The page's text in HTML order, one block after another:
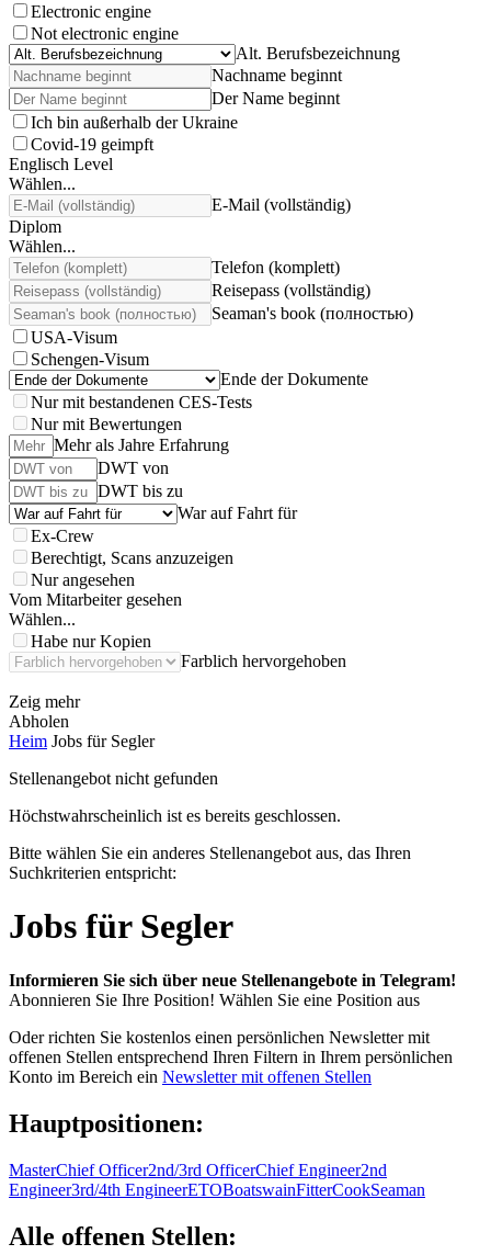
Electronic engine
Not electronic engine
Alt. Berufsbezeichnung
Nachname beginnt
Der Name beginnt
Ich bin außerhalb der Ukraine
Covid-19 geimpft
Englisch Level
Wählen...
E-Mail (vollständig)
Diplom
Wählen...
Telefon (komplett)
Reisepass (vollständig)
Seaman's book (полностью)
USA-Visum
Schengen-Visum
Ende der Dokumente
Nur mit bestandenen CES-Tests
Nur mit Bewertungen
Mehr als Jahre Erfahrung
DWT von
DWT bis zu
War auf Fahrt für
Ex-Crew
Berechtigt, Scans anzuzeigen
Nur angesehen
Vom Mitarbeiter gesehen
Wählen...
Habe nur Kopien
Farblich hervorgehoben
Zeig mehr
Abholen
Heim Jobs für Segler
Stellenangebot nicht gefunden
Höchstwahrscheinlich ist es bereits geschlossen.
Bitte wählen Sie ein anderes Stellenangebot aus, das Ihren
Suchkriterien entspricht:
Jobs für Segler
Informieren Sie sich über neue Stellenangebote in Telegram!
Abonnieren Sie Ihre Position! Wählen Sie eine Position aus
Oder richten Sie kostenlos einen persönlichen Newsletter mit
offenen Stellen entsprechend Ihren Filtern in Ihrem persönlichen
Konto im Bereich ein Newsletter mit offenen Stellen
Hauptpositionen:
MasterChief Officer2nd/3rd OfficerChief Engineer2nd
Engineer3rd/4th EngineerETOBoatswainFitterCookSeaman
Alle offenen Stellen: